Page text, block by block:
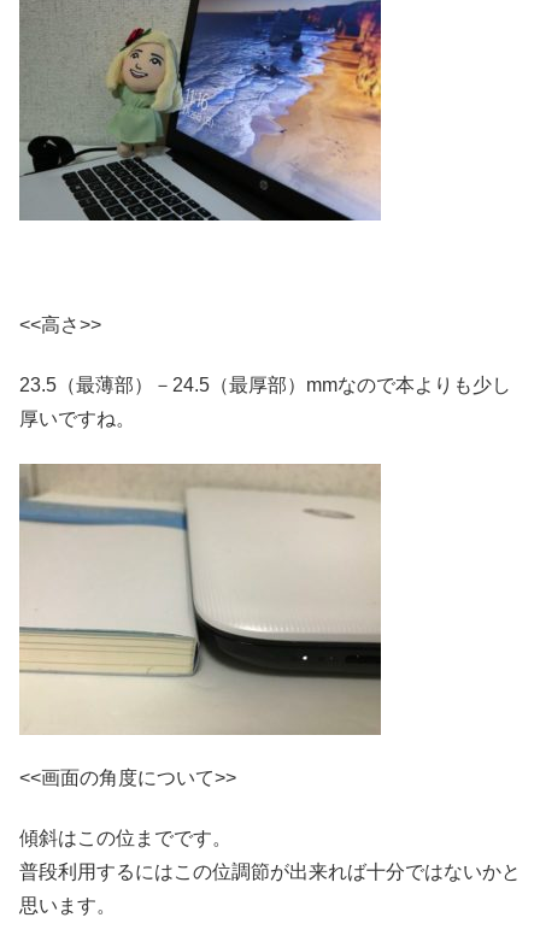
<<高さ>>
23.5（最薄部）－24.5（最厚部）mmなので本よりも少し
厚いですね。
<<画面の角度について>>
傾斜はこの位までです。
普段利用するにはこの位調節が出来れば十分ではないかと
思います。